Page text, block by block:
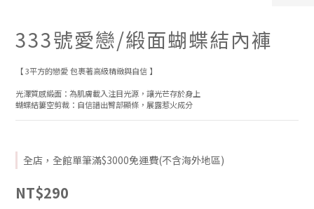
333號愛戀/緞面蝴蝶結內褲
【 3平方的戀愛 包裹著高級精緻與自信 】
光澤質感緞面：為肌膚載入注目光源，讓光芒存於身上
蝴蝶結簍空剪裁：自信譜出臀部顯條，展露惹火成分
全店，全館單筆滿$3000免運費(不含海外地區)
NT$290